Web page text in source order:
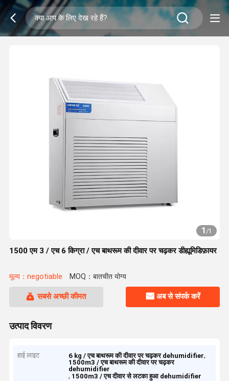
1/1
1500 एम 3 / एच 6 किग्रा / एच बाथरूम की दीवार पर चढ़कर डीह्यूमिडिफ़ायर
मूल्य：negotiable MOQ：बातचीत योग्य
सबसे अच्छी कीमत अब से संपर्क करें
उत्पाद विवरण
हाई लाइट 6 kg / एच बाथरूम की दीवार पर चढ़कर dehumidifier,
1500m3 / एच बाथरूम की दीवार पर चढ़कर
dehumidifier
, 1500m3 / एच दीवार से लटका हुआ dehumidifier